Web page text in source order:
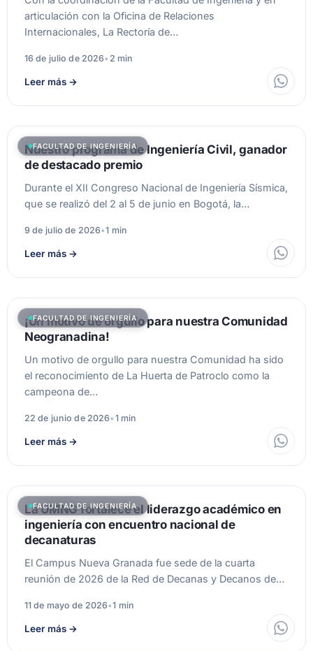
articulación con la Oficina de Relaciones
Internacionales, La Rectoría de…
16 de julio de 2026• 2 min
Leer más →
FACULTAD DE INGENIERÍA
Nuestro programa de Ingeniería Civil, ganador
de destacado premio
Durante el XII Congreso Nacional de Ingeniería Sísmica,
que se realizó del 2 al 5 de junio en Bogotá, la…
9 de julio de 2026•1 min
Leer más →
FACULTAD DE INGENIERÍA
¡Un motivo de orgullo para nuestra Comunidad
Neogranadina!
Un motivo de orgullo para nuestra Comunidad ha sido
el reconocimiento de La Huerta de Patroclo como la
campeona de…
22 de junio de 2026• 1 min
Leer más →
FACULTAD DE INGENIERÍA
La UMNG fortalece el liderazgo académico en
ingeniería con encuentro nacional de
decanaturas
El Campus Nueva Granada fue sede de la cuarta
reunión de 2026 de la Red de Decanas y Decanos de…
11 de mayo de 2026•1 min
Leer más →